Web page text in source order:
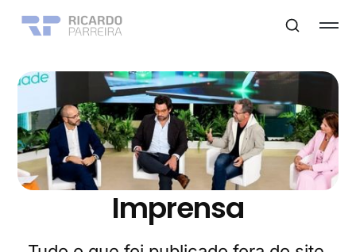
Imprensa